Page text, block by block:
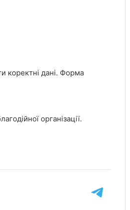
коректні дані. Форма
організації.